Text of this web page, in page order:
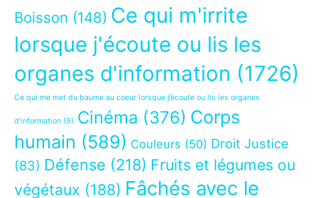
Boisson (148) Ce qui m'irrite
lorsque j'écoute ou lis les
organes d'information (1726)
Ce qui me met du baume au coeur lorsque j’écoute ou lis les organes
d’information (9) Cinéma (376) Corps
humain (589) Couleurs (50) Droit Justice
(83) Défense (218) Fruits et légumes ou
végétaux (188) Fâchés avec le